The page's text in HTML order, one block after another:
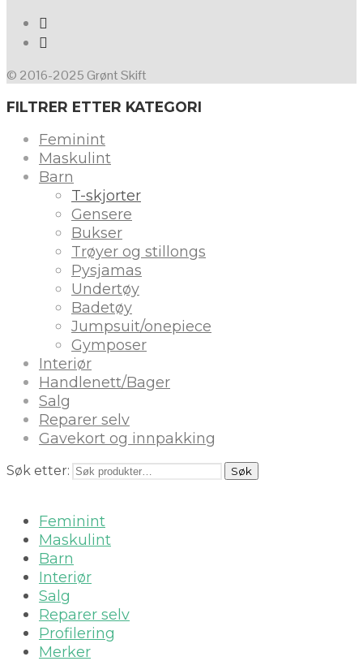
© 2016-2025 Grønt Skift
FILTRER ETTER KATEGORI
Feminint
Maskulint
Barn
T-skjorter
Gensere
Bukser
Trøyer og stillongs
Pysjamas
Undertøy
Badetøy
Jumpsuit/onepiece
Gymposer
Interiør
Handlenett/Bager
Salg
Reparer selv
Gavekort og innpakking
Søk etter: Søk
Feminint
Maskulint
Barn
Interiør
Salg
Reparer selv
Profilering
Merker